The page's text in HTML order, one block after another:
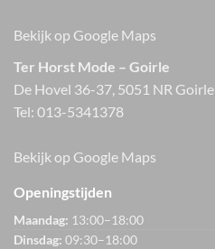
Bekijk op Google Maps
Ter Horst Mode – Goirle
De Hovel 36-37, 5051 NR Goirle
Tel: 013-5341378
Bekijk op Google Maps
Openingstijden
Maandag: 13:00–18:00
Dinsdag: 09:30–18:00